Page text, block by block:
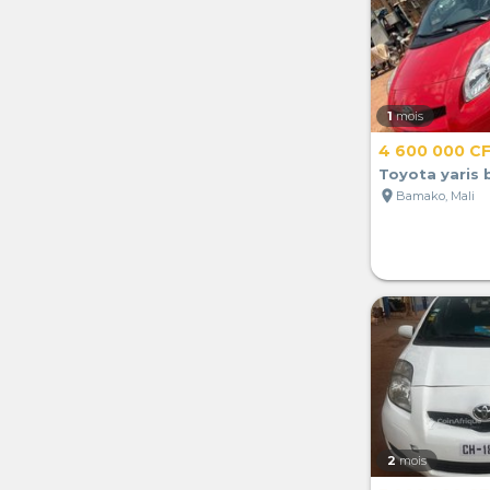
1 mois
4 600 000
Toyota yaris
location_on Bamako, Mali
2 mois